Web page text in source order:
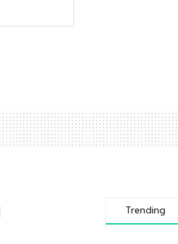
Trending